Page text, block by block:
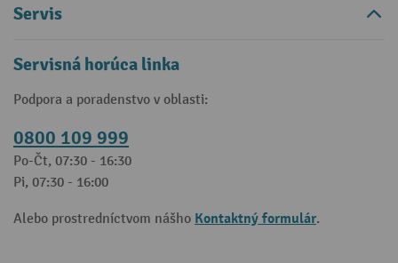
Servis
Servisná horúca linka
Podpora a poradenstvo v oblasti:
0800 109 999
Po-Čt, 07:30 - 16:30
Pi, 07:30 - 16:00
Alebo prostredníctvom nášho Kontaktný formulár.